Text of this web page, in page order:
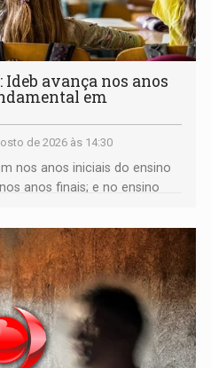
Ideb avança nos anos
em
de 2026 às 14:30
nos anos iniciais do ensino
anos finais; e no ensino